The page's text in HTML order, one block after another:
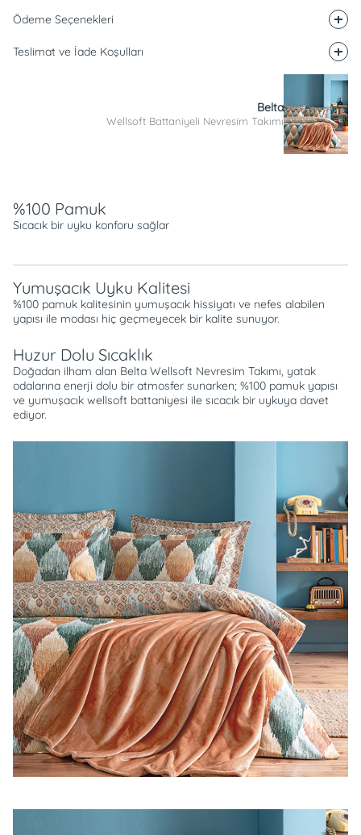
Ödeme Seçenekleri
Teslimat ve İade Koşulları
Belta
Wellsoft Battaniyeli Nevresim Takımı
%100 Pamuk
Sıcacık bir uyku konforu sağlar
Yumuşacık Uyku Kalitesi
%100 pamuk kalitesinin yumuşacık hissiyatı ve nefes alabilen
yapısı ile modası hiç geçmeyecek bir kalite sunuyor.
Huzur Dolu Sıcaklık
Doğadan ilham alan Belta Wellsoft Nevresim Takımı, yatak
odalarına enerji dolu bir atmosfer sunarken; %100 pamuk yapısı
ve yumuşacık wellsoft battaniyesi ile sıcacık bir uykuya davet
ediyor.